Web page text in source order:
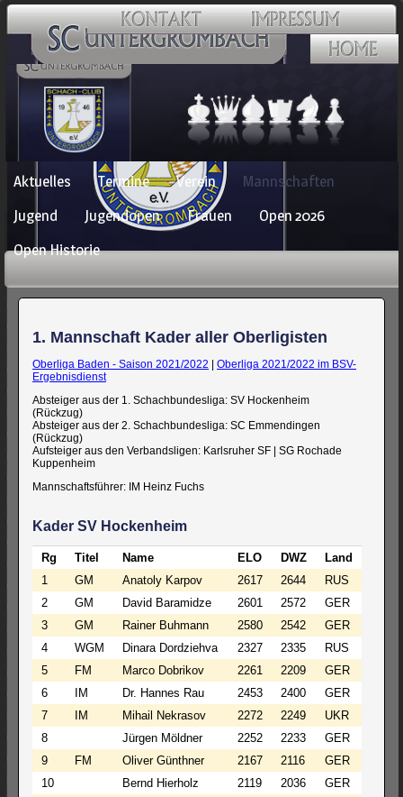
Navigation
überspringen
Aktuelles Termine Verein
Mannschaften
Jugend
Jugendopen Frauen
Open 2026
Open Historie
1. Mannschaft Kader aller Oberligisten
Oberliga Baden - Saison 2021/2022
Oberliga 2021/2022 im BSV-
Ergebnisdienst
Absteiger aus der 1. Schachbundesliga: SV Hockenheim
(Rückzug)
Absteiger aus der 2. Schachbundesliga: SC Emmendingen
(Rückzug)
Aufsteiger aus den Verbandsligen: Karlsruher SF | SG Rochade
Kuppenheim
Mannschaftsführer: IM Heinz Fuchs
Kader SV Hockenheim
Rg Titel Name ELO DWZ
Land
1
GM Anatoly Karpov 2617 2644
RUS
2
GM David Baramidze 2601 2572
GER
3
GM Rainer Buhmann 2580 2542
GER
4
WGM Dinara Dordziehva 2327 2335
RUS
5
FM Marco Dobrikov 2261 2209
GER
6
IM Dr. Hannes Rau 2453 2400
GER
7
IM Mihail Nekrasov 2272 2249
UKR
8
Jürgen Möldner 2252 2233
GER
9
FM Oliver Günthner 2167 2116
GER
10
Bernd Hierholz 2119 2036
GER